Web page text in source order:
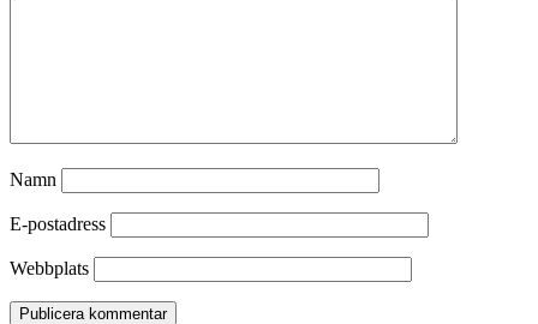
Namn
E-postadress
Webbplats